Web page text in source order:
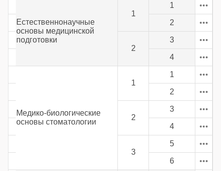
Естественнонаучные
основы медицинской
подготовки
1
1
2
2
3
4
Медико-биологические
основы стоматологии
1
1
2
2
3
4
3
5
6